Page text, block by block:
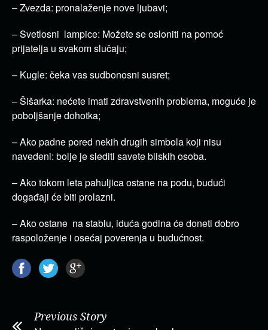
– Zvezda: pronalaženje nove ljubavi;
– Svetlosni lampice: Možete se osloniti na pomoć
prijatelja u svakom slučaju;
– Kugle: čeka vas sudbonosni susret;
– Šišarka: nećete imati zdravstvenih problema, moguće je
poboljšanje dohotka;
– Ako padne pored nekih drugih simbola koji nisu
navedeni: bolje je slediti savete bliskih osoba.
– Ako tokom leta pahuljica ostane na podu, budući
događaji će biti prolazni.
– Ako ostane na stablu, iduća godina će doneti dobro
raspoloženje i osećaj poverenja u budućnost.
Previous Story